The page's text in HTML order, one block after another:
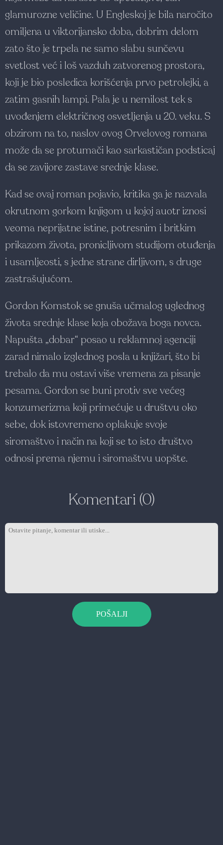
glamurozne veličine. U Engleskoj je bila naročito
omiljena u viktorijansko doba, dobrim delom
zato što je trpela ne samo slabu sunčevu
svetlost već i loš vazduh zatvorenog prostora,
koji je bio posledica korišćenja prvo petrolejki, a
zatim gasnih lampi. Pala je u nemilost tek s
uvođenjem električnog osvetljenja u 20. veku. S
obzirom na to, naslov ovog Orvelovog romana
može da se protumači kao sarkastičan podsticaj
da se zavijore zastave srednje klase.
Kad se ovaj roman pojavio, kritika ga je nazvala
okrutnom gorkom knjigom u kojoj auotr iznosi
veoma neprijatne istine, potresnim i britkim
prikazom života, pronicljivom studijom otuđenja
i usamljeosti, s jedne strane dirljivom, s druge
zastrašujućom.
Gordon Komstok se gnuša učmalog uglednog
života srednje klase koja obožava boga novca.
Napušta „dobar“ posao u reklamnoj agenciji
zarad nimalo izglednog posla u knjižari, što bi
trebalo da mu ostavi više vremena za pisanje
pesama. Gordon se buni protiv sve većeg
konzumerizma koji primećuje u društvu oko
sebe, dok istovremeno oplakuje svoje
siromaštvo i način na koji se to isto društvo
odnosi prema njemu i siromaštvu uopšte.
Komentari (0)
POŠALJI